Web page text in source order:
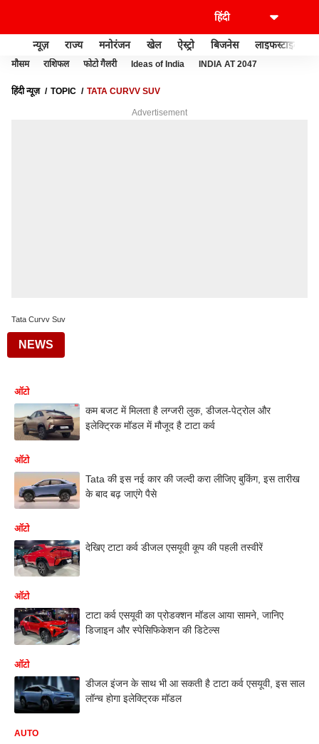
न्यूज़ राज्य मनोरंजन खेल ऐस्ट्रो बिजनेस लाइफस्टाइल
मौसम राशिफल फोटो गैलरी Ideas of India INDIA AT 2047
हिंदी न्यूज़ TOPIC TATA CURVV SUV
Advertisement
Tata Curvv Suv
NEWS
ऑटो
कम बजट में मिलता है लग्जरी लुक, डीजल-पेट्रोल और
इलेक्ट्रिक मॉडल में मौजूद है टाटा कर्व
ऑटो
Tata की इस नई कार की जल्दी करा लीजिए बुकिंग, इस तारीख
के बाद बढ़ जाएंगे पैसे
ऑटो
देखिए टाटा कर्व डीजल एसयूवी कूप की पहली तस्वीरें
ऑटो
टाटा कर्व एसयूवी का प्रोडक्शन मॉडल आया सामने, जानिए
डिजाइन और स्पेसिफिकेशन की डिटेल्स
ऑटो
डीजल इंजन के साथ भी आ सकती है टाटा कर्व एसयूवी, इस साल
लॉन्च होगा इलेक्ट्रिक मॉडल
AUTO